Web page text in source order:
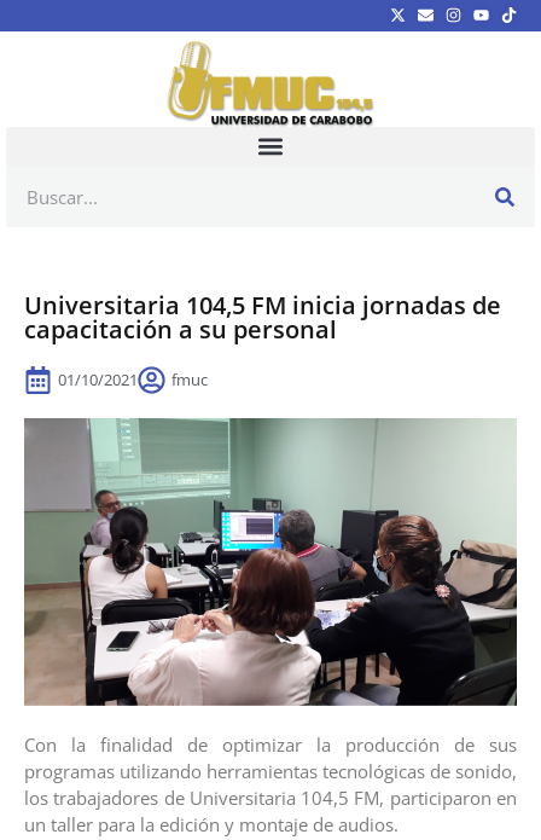
Universitaria 104,5 FM inicia jornadas de
capacitación a su personal
01/10/2021 fmuc
Con la finalidad de optimizar la producción de sus
programas utilizando herramientas tecnológicas de sonido,
los trabajadores de Universitaria 104,5 FM, participaron en
un taller para la edición y montaje de audios.